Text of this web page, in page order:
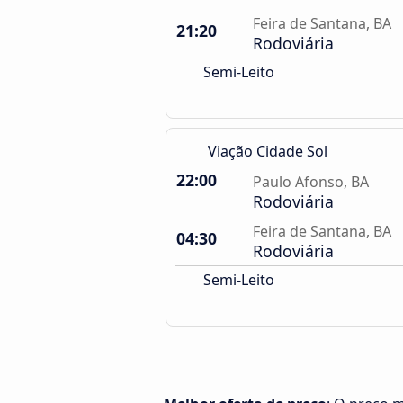
21:20
Feira de Santana, BA
Rodoviária
Semi-Leito
Viação Cidade Sol
22:00 Paulo Afonso, BA
Rodoviária
04:30
Feira de Santana, BA
Rodoviária
Semi-Leito